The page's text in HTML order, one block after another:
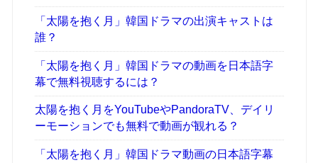
「太陽を抱く月」韓国ドラマの出演キャストは
誰？
「太陽を抱く月」韓国ドラマの動画を日本語字
幕で無料視聴するには？
太陽を抱く月をYouTubeやPandoraTV、デイリ
ーモーションでも無料で動画が観れる？
「太陽を抱く月」韓国ドラマ動画の日本語字幕